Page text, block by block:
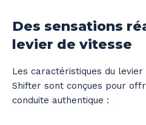
Des sensations
levier de vitesse
Les caractéristiques du
Shifter sont conçues pour
conduite authentique :